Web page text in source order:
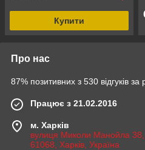
Купити
Про нас
87% позитивних з 530 відгуків за
Працює з 21.02.2016
м. Харків
вулиця Миколи Манойла 38,
61068, Харків, Україна